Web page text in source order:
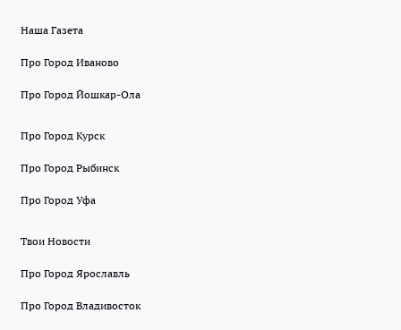
Наша Газета
Про Город Иваново
Про Город Йошкар-Ола
Про Город Курск
Про Город Рыбинск
Про Город Уфа
Твои Новости
Про Город Ярославль
Про Город Владивосток